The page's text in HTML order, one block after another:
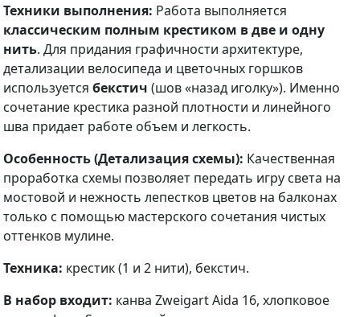
Техники выполнения: Работа выполняется
классическим полным крестиком в две и одну
нить. Для придания графичности архитектуре,
детализации велосипеда и цветочных горшков
используется бекстич (шов «назад иголку»). Именно
сочетание крестика разной плотности и линейного
шва придает работе объем и легкость.
Особенность (Детализация схемы): Качественная
проработка схемы позволяет передать игру света на
мостовой и нежность лепестков цветов на балконах
только с помощью мастерского сочетания чистых
оттенков мулине.
Техника: крестик (1 и 2 нити), бекстич.
В набор входит: канва Zweigart Aida 16, хлопковое